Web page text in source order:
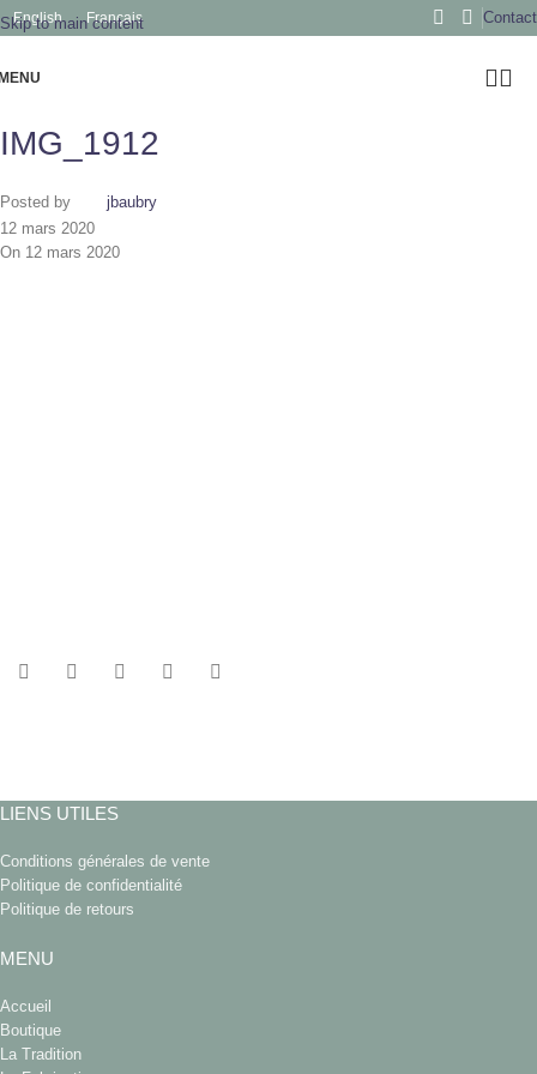
Skip to main content
English Français Contact
IMG_1912
Posted by
jbaubry
12 mars 2020
On 12 mars 2020
LIENS UTILES
Conditions générales de vente
Politique de confidentialité
Politique de retours
MENU
Accueil
Boutique
La Tradition